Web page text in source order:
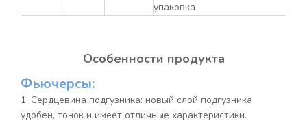
упаковка
Особенности продукта
Фьючерсы:
1. Сердцевина подгузника: новый слой подгузника
удобен, тонок и имеет отличные характеристики.